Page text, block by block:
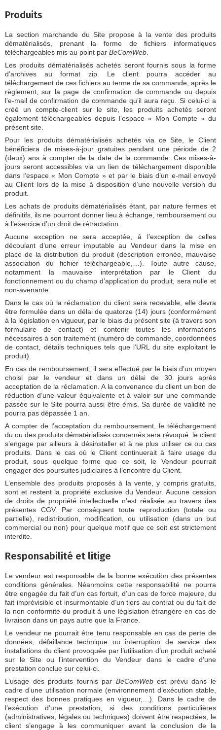
Produits
La section marchande du Site propose à la vente des produits
dématérialisés, prenant la forme de fichiers informatiques
téléchargeables mis au point par BeComWeb
Les produits dématérialisés achetés seront fournis sous la forme
d’archives au format zip. Le client pourra accéder au
téléchargement de ces fichiers au terme de sa commande, après le
règlement, sur la page de confirmation de commande ou depuis
l’e-mail de confirmation de commande qu’il aura reçu. Si celui-ci a
créé un compte-client sur le site, les produits achetés seront
également téléchargeables depuis l’espace « Mon Compte » du
présent site.
Pour les produits dématérialisés achetés via ce Site, le Client
bénéficiera de mises-à-jour gratuites pendant une période de 2
(deux) ans à compter de la date de la commande. Ces mises-à-
jours seront accessibles via un lien de téléchargement disponible
dans l’espace « Mon Compte » et par le biais d’un e-mail envoyé
au Client lors de la mise à disposition d’une nouvelle version du
produit.
Les achats de produits dématérialisés étant, par nature fermes et
définitifs, ils ne pourront donner lieu à échange, remboursement ou
à l’exercice d’un droit de rétractation.
Aucune exception ne sera acceptée, à l’exception de celles
découlant d’une erreur imputable au Vendeur dans la mise en
place de la distribution du produit (description erronée, mauvaise
association du fichier téléchargeable,…). Toute autre cause,
notamment la mauvaise interprétation par le Client du
fonctionnement ou du champ d’application du produit, sera nulle et
non-avenante.
Dans le cas où la réclamation du client sera recevable, elle devra
être formulée dans un délai de quatorze (14) jours (conformément
à la législation en vigueur, par le biais du présent site (à travers son
formulaire de contact) et contenir toutes les informations
nécessaires à son traitement (numéro de commande, coordonnées
de contact, détails techniques tels que l’URL du site exploitant le
produit).
En cas de remboursement, il sera effectué par le biais d’un moyen
choisi par le vendeur et dans un délai de 30 jours après
acceptation de la réclamation. A la convenance du client un bon de
réduction d’une valeur équivalente et à valoir sur une commande
passée sur le Site pourra aussi être émis. Sa durée de validité ne
pourra pas dépassée 1 an.
A compter de l’acceptation du remboursement, le téléchargement
du ou des produits dématérialisés concernés sera révoqué. le client
s’engage par ailleurs à désinstaller et à ne plus utiliser ce ou cas
produits. Dans le cas où le Client continuerait à faire usage du
produit, sous quelque forme que ce soit, le Vendeur pourrait
engager des poursuites judiciaires à l’encontre du Client.
L’ensemble des produits proposés à la vente, y compris gratuits,
sont et restent la propriété exclusive du Vendeur. Aucune cession
de droits de propriété intellectuelle n’est réalisée au travers des
présentes CGV. Par conséquent toute reproduction (totale ou
partielle), redistribution, modification, ou utilisation (dans un but
commercial ou non) pour quelque motif que ce soit est strictement
interdite.
Responsabilité et litige
Le vendeur est responsable de la bonne exécution des présentes
conditions générales. Néanmoins cette responsabilité ne pourra
être engagée du fait d’un cas fortuit, d’un cas de force majeure, du
fait imprévisible et insurmontable d’un tiers au contrat ou du fait de
la non conformité du produit à une législation étrangère en cas de
livraison dans un pays autre que la France.
Le vendeur ne pourrait être tenu responsable en cas de perte de
données, défaillance technique ou interruption de service des
installations du client provoquée par l’utilisation d’un produit acheté
sur le Site ou l’intervention du Vendeur dans le cadre d’une
prestation conclue sur celui-ci.
L’usage des produits fournis par BeComWebest prévu dans le
cadre d’une utilisation normale (environnement d’exécution stable,
respect des bonnes pratiques en vigueur,…). Dans le cadre de
l’exécution d’une prestation, si des conditions particulières
(administratives, légales ou techniques) doivent être respectées, le
client s’engage à les communiquer avant la conclusion de la